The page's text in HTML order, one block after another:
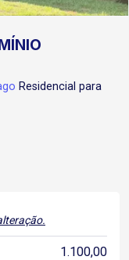
Residencial para
1.100,00